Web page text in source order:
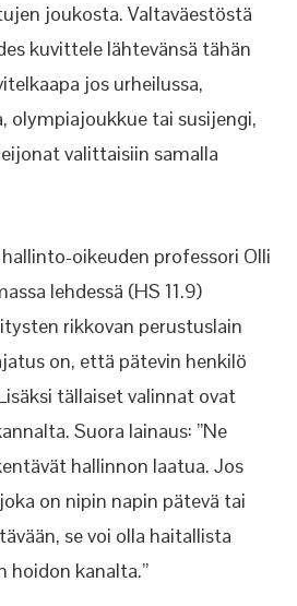
joukosta. Valtaväestöstä
kuvittele lähtevänsä tähän
jos urheilussa,
olympiajoukkue tai susijengi,
valittaisiin samalla
oikeuden professori Olli
lehdessä (HS 11.9)
rikkovan perustuslain
on, että pätevin henkilö
tällaiset valinnat ovat
Suora lainaus: ”Ne
hallinnon laatua. Jos
on nipin napin pätevä tai
se voi olla haitallista
hoidon kanalta.”